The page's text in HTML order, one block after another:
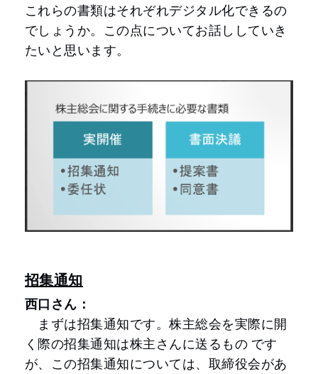
これらの書類はそれぞれデジタル化できるの
でしょうか。この点についてお話ししていき
たいと思います。
招集通知
西口さん：
まずは招集通知です。株主総会を実際に開
く際の招集通知は株主さんに送るもの です
が、この招集通知については、取締役会があ